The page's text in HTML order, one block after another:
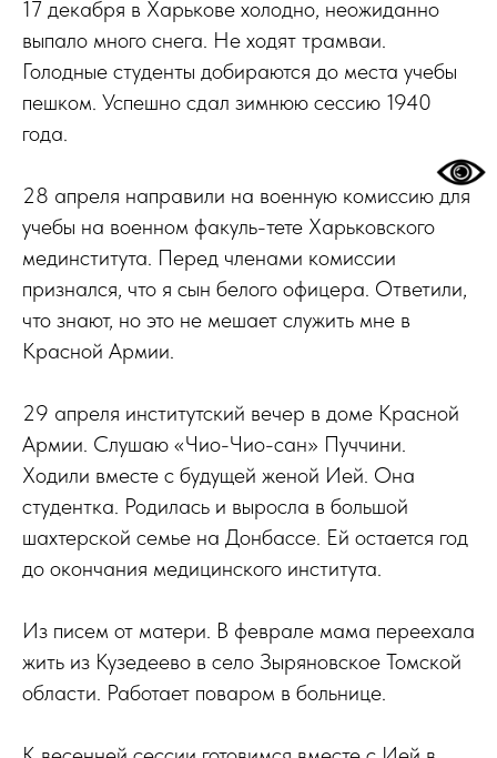
17 декабря в Харькове холодно, неожиданно
выпало много снега. Не ходят трамваи.
Голодные студенты добираются до места учебы
пешком. Успешно сдал зимнюю сессию 1940
года.
28 апреля направили на военную комиссию для
учебы на военном факуль-тете Харьковского
мединститута. Перед членами комиссии
признался, что я сын белого офицера. Ответили,
что знают, но это не мешает служить мне в
Красной Армии.
29 апреля институтский вечер в доме Красной
Армии. Слушаю «Чио-Чио-сан» Пуччини.
Ходили вместе с будущей женой Ией. Она
студентка. Родилась и выросла в большой
шахтерской семье на Донбассе. Ей остается год
до окончания медицинского института.
Из писем от матери. В феврале мама переехала
жить из Кузедеево в село Зыряновское Томской
области. Работает поваром в больнице.